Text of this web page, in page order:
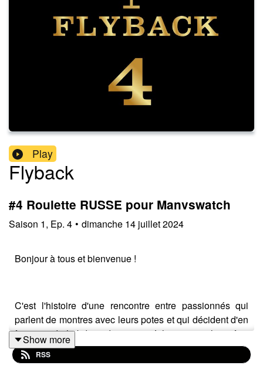
Play
Flyback
#4 Roulette RUSSE pour Manvswatch
Saison 1, Ep. 4 • dimanche 14 juillet 2024
Bonjour à tous et bienvenue !
C'est l'histoire d'une rencontre entre passionnés qui
parlent de montres avec leurs potes et qui décident d'en
faire un rdv hebdomadaire pour échanger sur les infos,
l'actualité horlogère, déconner, s'échanger leurs avis
sans langue de bois.
Show more
RSS